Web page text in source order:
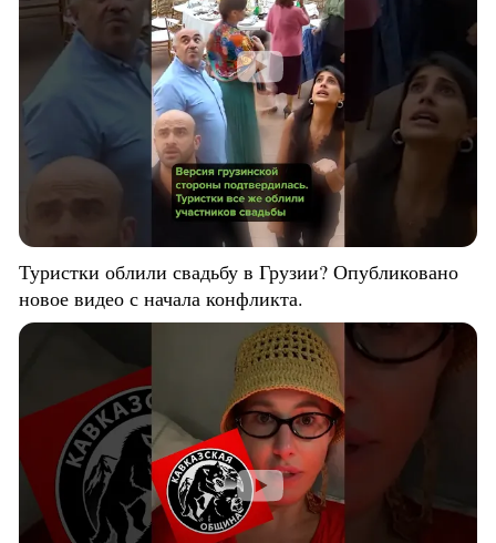
Туристки облили свадьбу в Грузии? Опубликовано
новое видео с начала конфликта.